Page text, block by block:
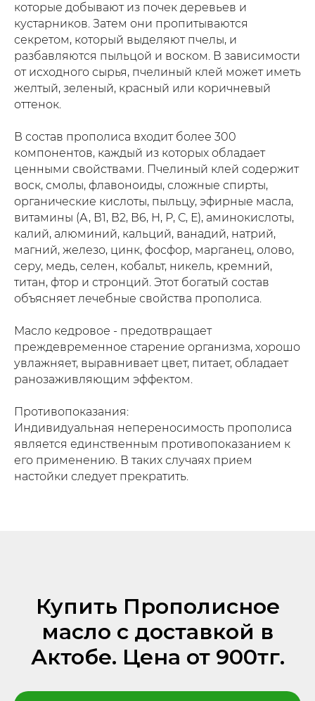
которые добывают из почек деревьев и
кустарников. Затем они пропитываются
секретом, который выделяют пчелы, и
разбавляются пыльцой и воском. В зависимости
от исходного сырья, пчелиный клей может иметь
желтый, зеленый, красный или коричневый
оттенок.
В состав прополиса входит более 300
компонентов, каждый из которых обладает
ценными свойствами. Пчелиный клей содержит
воск, смолы, флавоноиды, сложные спирты,
органические кислоты, пыльцу, эфирные масла,
витамины (А, В1, В2, В6, Н, Р, С, Е), аминокислоты,
калий, алюминий, кальций, ванадий, натрий,
магний, железо, цинк, фосфор, марганец, олово,
серу, медь, селен, кобальт, никель, кремний,
титан, фтор и стронций. Этот богатый состав
объясняет лечебные свойства прополиса.
Масло кедровое - предотвращает
преждевременное старение организма, хорошо
увлажняет, выравнивает цвет, питает, обладает
ранозаживляющим эффектом.
Противопоказания:
Индивидуальная непереносимость прополиса
является единственным противопоказанием к
его применению. В таких случаях прием
настойки следует прекратить.
Купить Прополисное
масло с доставкой в
Актобе. Цена от 900тг.